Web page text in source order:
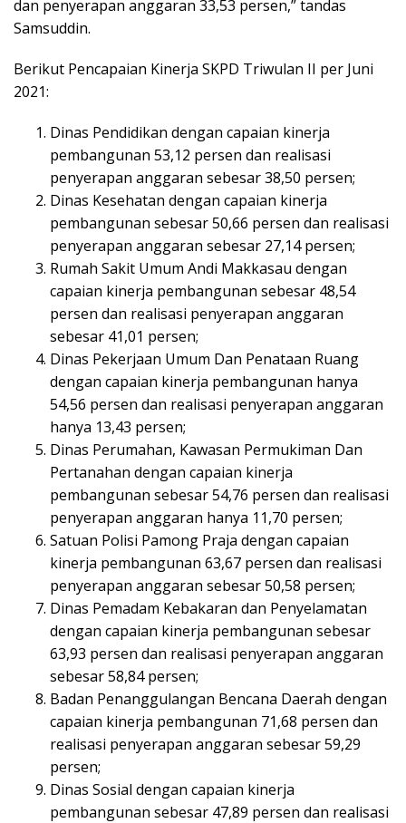
dan penyerapan anggaran 33,53 persen,” tandas
Samsuddin.
Berikut Pencapaian Kinerja SKPD Triwulan II per Juni
2021:
Dinas Pendidikan dengan capaian kinerja
pembangunan 53,12 persen dan realisasi
penyerapan anggaran sebesar 38,50 persen;
Dinas Kesehatan dengan capaian kinerja
pembangunan sebesar 50,66 persen dan realisasi
penyerapan anggaran sebesar 27,14 persen;
Rumah Sakit Umum Andi Makkasau dengan
capaian kinerja pembangunan sebesar 48,54
persen dan realisasi penyerapan anggaran
sebesar 41,01 persen;
Dinas Pekerjaan Umum Dan Penataan Ruang
dengan capaian kinerja pembangunan hanya
54,56 persen dan realisasi penyerapan anggaran
hanya 13,43 persen;
Dinas Perumahan, Kawasan Permukiman Dan
Pertanahan dengan capaian kinerja
pembangunan sebesar 54,76 persen dan realisasi
penyerapan anggaran hanya 11,70 persen;
Satuan Polisi Pamong Praja dengan capaian
kinerja pembangunan 63,67 persen dan realisasi
penyerapan anggaran sebesar 50,58 persen;
Dinas Pemadam Kebakaran dan Penyelamatan
dengan capaian kinerja pembangunan sebesar
63,93 persen dan realisasi penyerapan anggaran
sebesar 58,84 persen;
Badan Penanggulangan Bencana Daerah dengan
capaian kinerja pembangunan 71,68 persen dan
realisasi penyerapan anggaran sebesar 59,29
persen;
Dinas Sosial dengan capaian kinerja
pembangunan sebesar 47,89 persen dan realisasi